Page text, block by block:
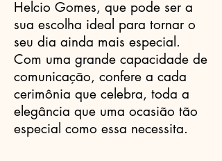
Helcio Gomes, que pode ser a
sua escolha ideal para tornar o
seu dia ainda mais especial.
Com uma grande capacidade de
comunicação, confere a cada
cerimônia que celebra, toda a
elegância que uma ocasião tão
especial como essa necessita.